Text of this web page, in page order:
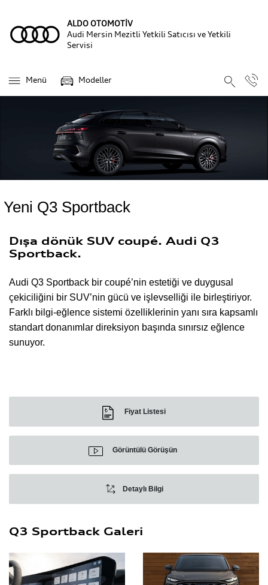
ALDO OTOMOTİV
Audi Mersin Mezitli Yetkili Satıcısı ve Yetkili
Servisi
Menü Modeller
Yeni Q3 Sportback
Dışa dönük SUV coupé. Audi Q3
Sportback.
Audi Q3 Sportback bir coupé’nin estetiği ve duygusal
çekiciliğini bir SUV’nin gücü ve işlevselliği ile birleştiriyor.
Farklı bilgi-eğlence sistemi özelliklerinin yanı sıra kapsamlı
standart donanımlar direksiyon başında sınırsız eğlence
sunuyor.
Fiyat Listesi
Görüntülü Görüşün
Detaylı Bilgi
Q3 Sportback Galeri